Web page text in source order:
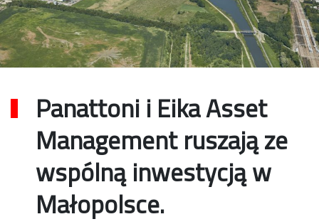
Panattoni i Eika Asset
Management ruszają ze
wspólną inwestycją w
Małopolsce.